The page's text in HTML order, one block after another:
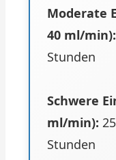
Moderate
40 ml/min):
Stunden
Schwere
ml/min):
Stunden